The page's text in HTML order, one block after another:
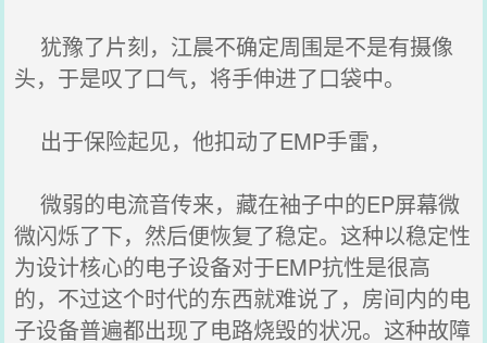
犹豫了片刻，江晨不确定周围是不是有摄像
头，于是叹了口气，将手伸进了口袋中。
出于保险起见，他扣动了EMP手雷，
微弱的电流音传来，藏在袖子中的EP屏幕微
微闪烁了下，然后便恢复了稳定。这种以稳定性
为设计核心的电子设备对于EMP抗性是很高
的，不过这个时代的东西就难说了，房间内的电
子设备普遍都出现了电路烧毁的状况。这种故障